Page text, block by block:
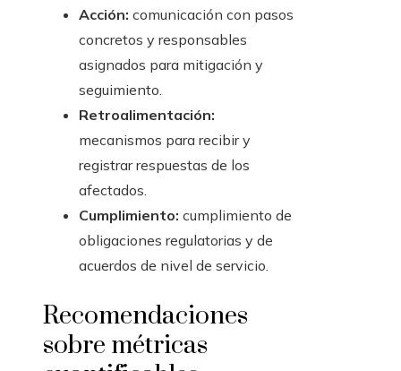
Acción: comunicación con pasos
concretos y responsables
asignados para mitigación y
seguimiento.
Retroalimentación:
mecanismos para recibir y
registrar respuestas de los
afectados.
Cumplimiento: cumplimiento de
obligaciones regulatorias y de
acuerdos de nivel de servicio.
Recomendaciones
sobre métricas